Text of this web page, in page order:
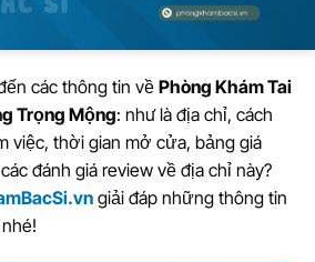
các thông tin về Phòng Khám Tai
Trọng Mộng: như là địa chỉ, cách
việc, thời gian mở cửa, bảng giá
đánh giá review về địa chỉ này?
giải đáp những thông tin